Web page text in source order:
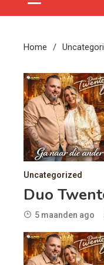
Home
Uncategorized
Duo
5 maanden ago